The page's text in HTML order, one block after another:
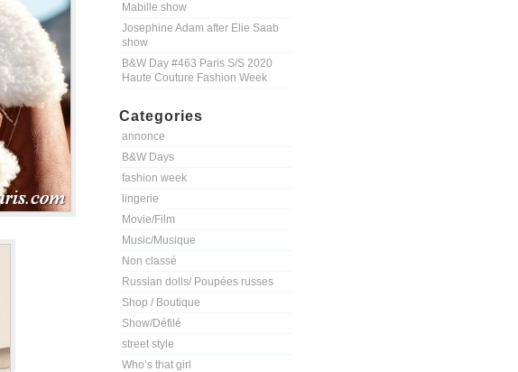
Mabille show
Josephine Adam after Elie Saab
show
B&W Day #463 Paris S/S 2020
Haute Couture Fashion Week
Categories
annonce
B&W Days
fashion week
lingerie
Movie/Film
Music/Musique
Non classé
Russian dolls/ Poupées russes
Shop / Boutique
Show/Défilé
street style
Who’s that girl